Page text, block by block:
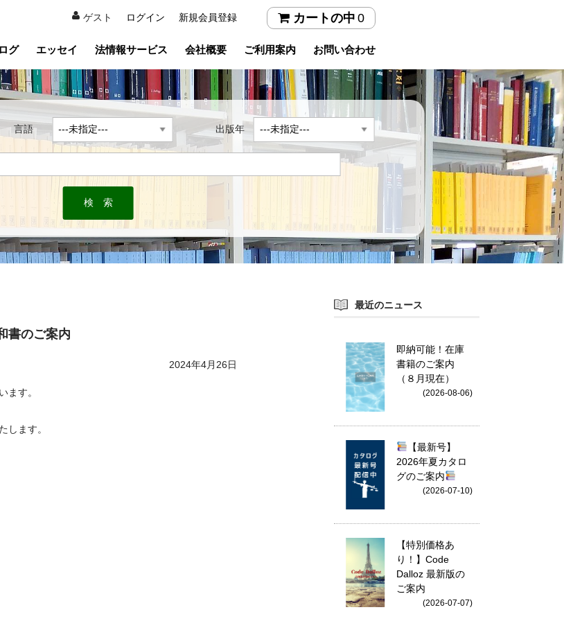
ゲスト ログイン 新規会員登録 カートの中 0
グ エッセイ 法情報サービス 会社概要 ご利用案内 お問い合わせ
言語 出版年
書のご案内
2024年4月26日
ます。
します。
最近のニュース
即納可能！在庫
書籍のご案内
（８月現在）
(2026-08-06)
【最新号】
2026年夏カタロ
グのご案内
(2026-07-10)
【特別価格あ
り！】Code
Dalloz 最新版の
ご案内
(2026-07-07)